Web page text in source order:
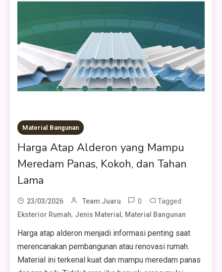
Material Bangunan
Harga Atap Alderon yang Mampu
Meredam Panas, Kokoh, dan Tahan
Lama
23/03/2026 Team Juaru 0 Tagged
Eksterior Rumah, Jenis Material, Material Bangunan
Harga atap alderon menjadi informasi penting saat
merencanakan pembangunan atau renovasi rumah.
Material ini terkenal kuat dan mampu meredam panas